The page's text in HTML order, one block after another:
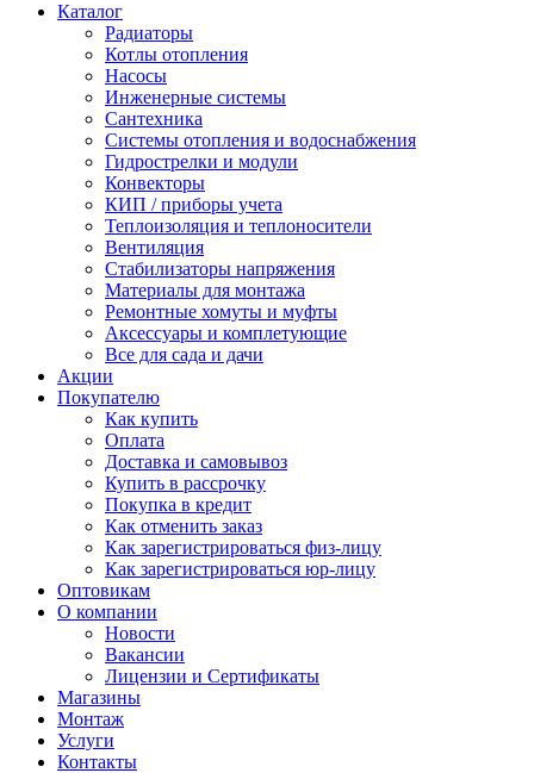
Каталог
Радиаторы
Котлы отопления
Насосы
Инженерные системы
Сантехника
Системы отопления и водоснабжения
Гидрострелки и модули
Конвекторы
КИП / приборы учета
Теплоизоляция и теплоносители
Вентиляция
Стабилизаторы напряжения
Материалы для монтажа
Ремонтные хомуты и муфты
Аксессуары и комплетующие
Все для сада и дачи
Акции
Покупателю
Как купить
Оплата
Доставка и самовывоз
Купить в рассрочку
Покупка в кредит
Как отменить заказ
Как зарегистрироваться физ-лицу
Как зарегистрироваться юр-лицу
Оптовикам
О компании
Новости
Вакансии
Лицензии и Сертификаты
Магазины
Монтаж
Услуги
Контакты